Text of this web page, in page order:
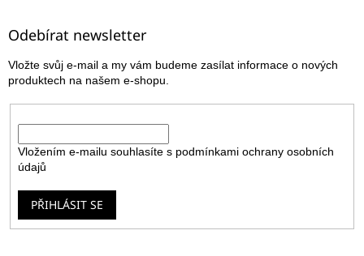
Odebírat newsletter
Vložte svůj e-mail a my vám budeme zasílat informace o nových
produktech na našem e-shopu.
Vložením e-mailu souhlasíte s podmínkami ochrany osobních
údajů
PŘIHLÁSIT SE